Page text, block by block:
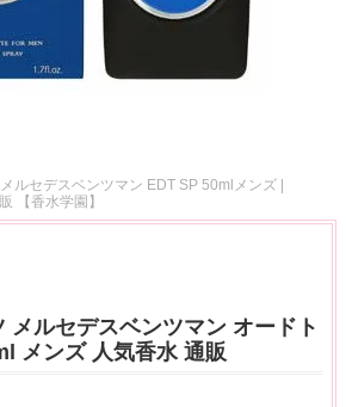
ルセデスベンツマン EDT SP 50mlメンズ |
【香水学園】
メルセデスベンツマン オードト
メンズ 人気香水 通販